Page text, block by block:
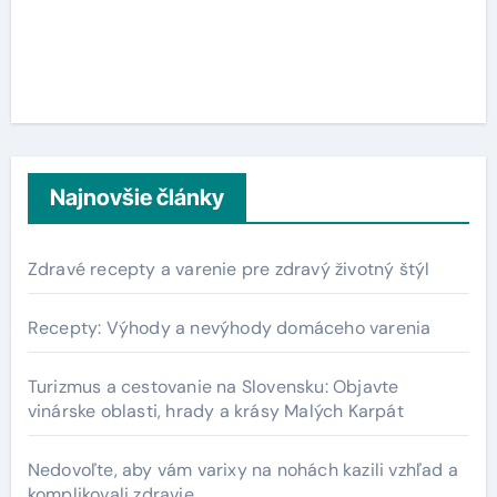
Najnovšie články
Zdravé recepty a varenie pre zdravý životný štýl
Recepty: Výhody a nevýhody domáceho varenia
Turizmus a cestovanie na Slovensku: Objavte
vinárske oblasti, hrady a krásy Malých Karpát
Nedovoľte, aby vám varixy na nohách kazili vzhľad a